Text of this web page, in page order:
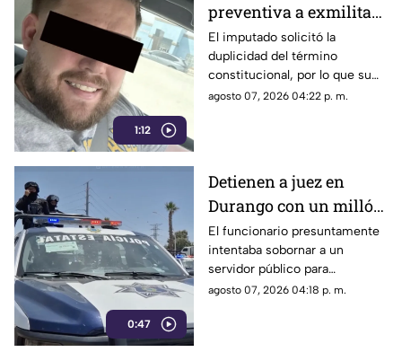
1:12
preventiva a exmilitar
estadounidense por
asesinato de tres
personas en Coahuila
El imputado solicitó la
duplicidad del término
constitucional, por lo que su
situación jurídica se definirá
agosto 07, 2026 04:22 p. m.
0:47
Detienen a juez en
Durango con un millón
de pesos y un arma de
fuego
El funcionario presuntamente
intentaba sobornar a un
servidor público para
reclasificar diversas causas
agosto 07, 2026 04:18 p. m.